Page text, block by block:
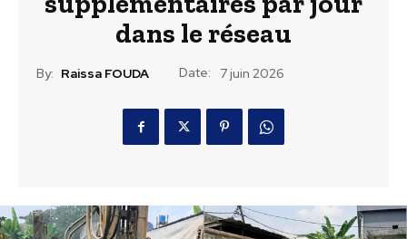
dans le réseau
By: Raissa FOUDA Date: 7 juin 2026